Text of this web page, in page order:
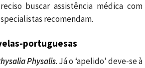
buscar assistência médica com
recomendam.
portuguesas
Physalis. Já o ‘apelido’ deve-se à